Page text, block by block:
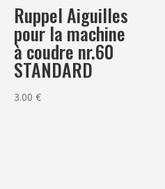
Ruppel Aiguilles
pour la machine
à coudre nr.60
STANDARD
3.00€